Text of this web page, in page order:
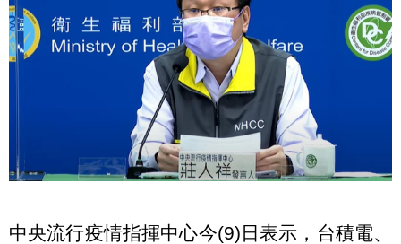
中央流行疫情指揮中心今(9)日表示，台積電、